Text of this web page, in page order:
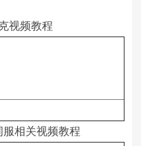
视频教程
相关视频教程